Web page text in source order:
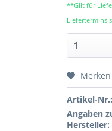
**Gilt für
Liefertermins
Merken
Artikel-Nr.:
Angaben
Hersteller: